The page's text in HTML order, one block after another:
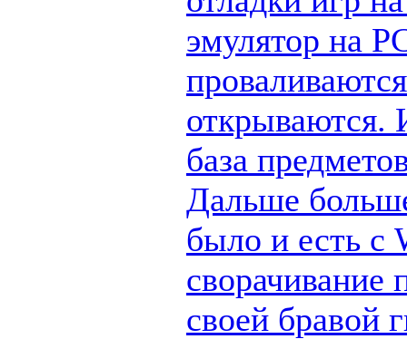
эмулятор на
открываются.
база
Дальше
было и есть с
сворачивание
своей бравой